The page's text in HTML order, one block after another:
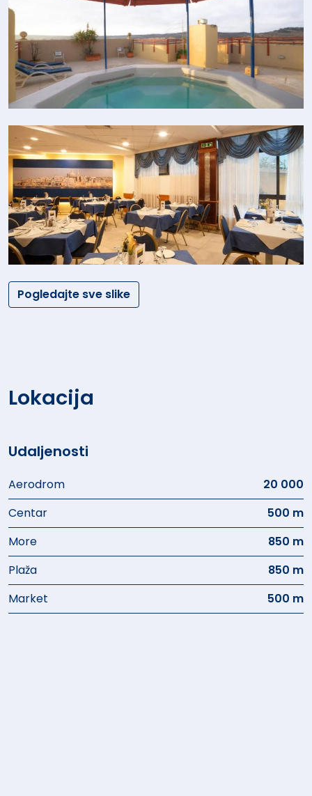
Pogledajte sve slike
Lokacija
Udaljenosti
Aerodrom
20 000
Centar
500 m
More
850 m
Plaža
850 m
Market
500 m